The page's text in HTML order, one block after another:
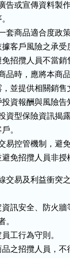
告或宣傳資料製
套商品適合度政
據客戶風險之承
免招攬人員不當銷
品時，應將本商
，並提供相關銷
投資報酬與風險告
資型保險資訊揭
。
易控管機制，避
避免招攬人員非
交易及利益衝突
資訊安全、防火
。
工行為守則。
品之招攬人員，